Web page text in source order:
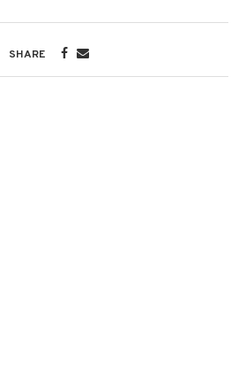
SHARE